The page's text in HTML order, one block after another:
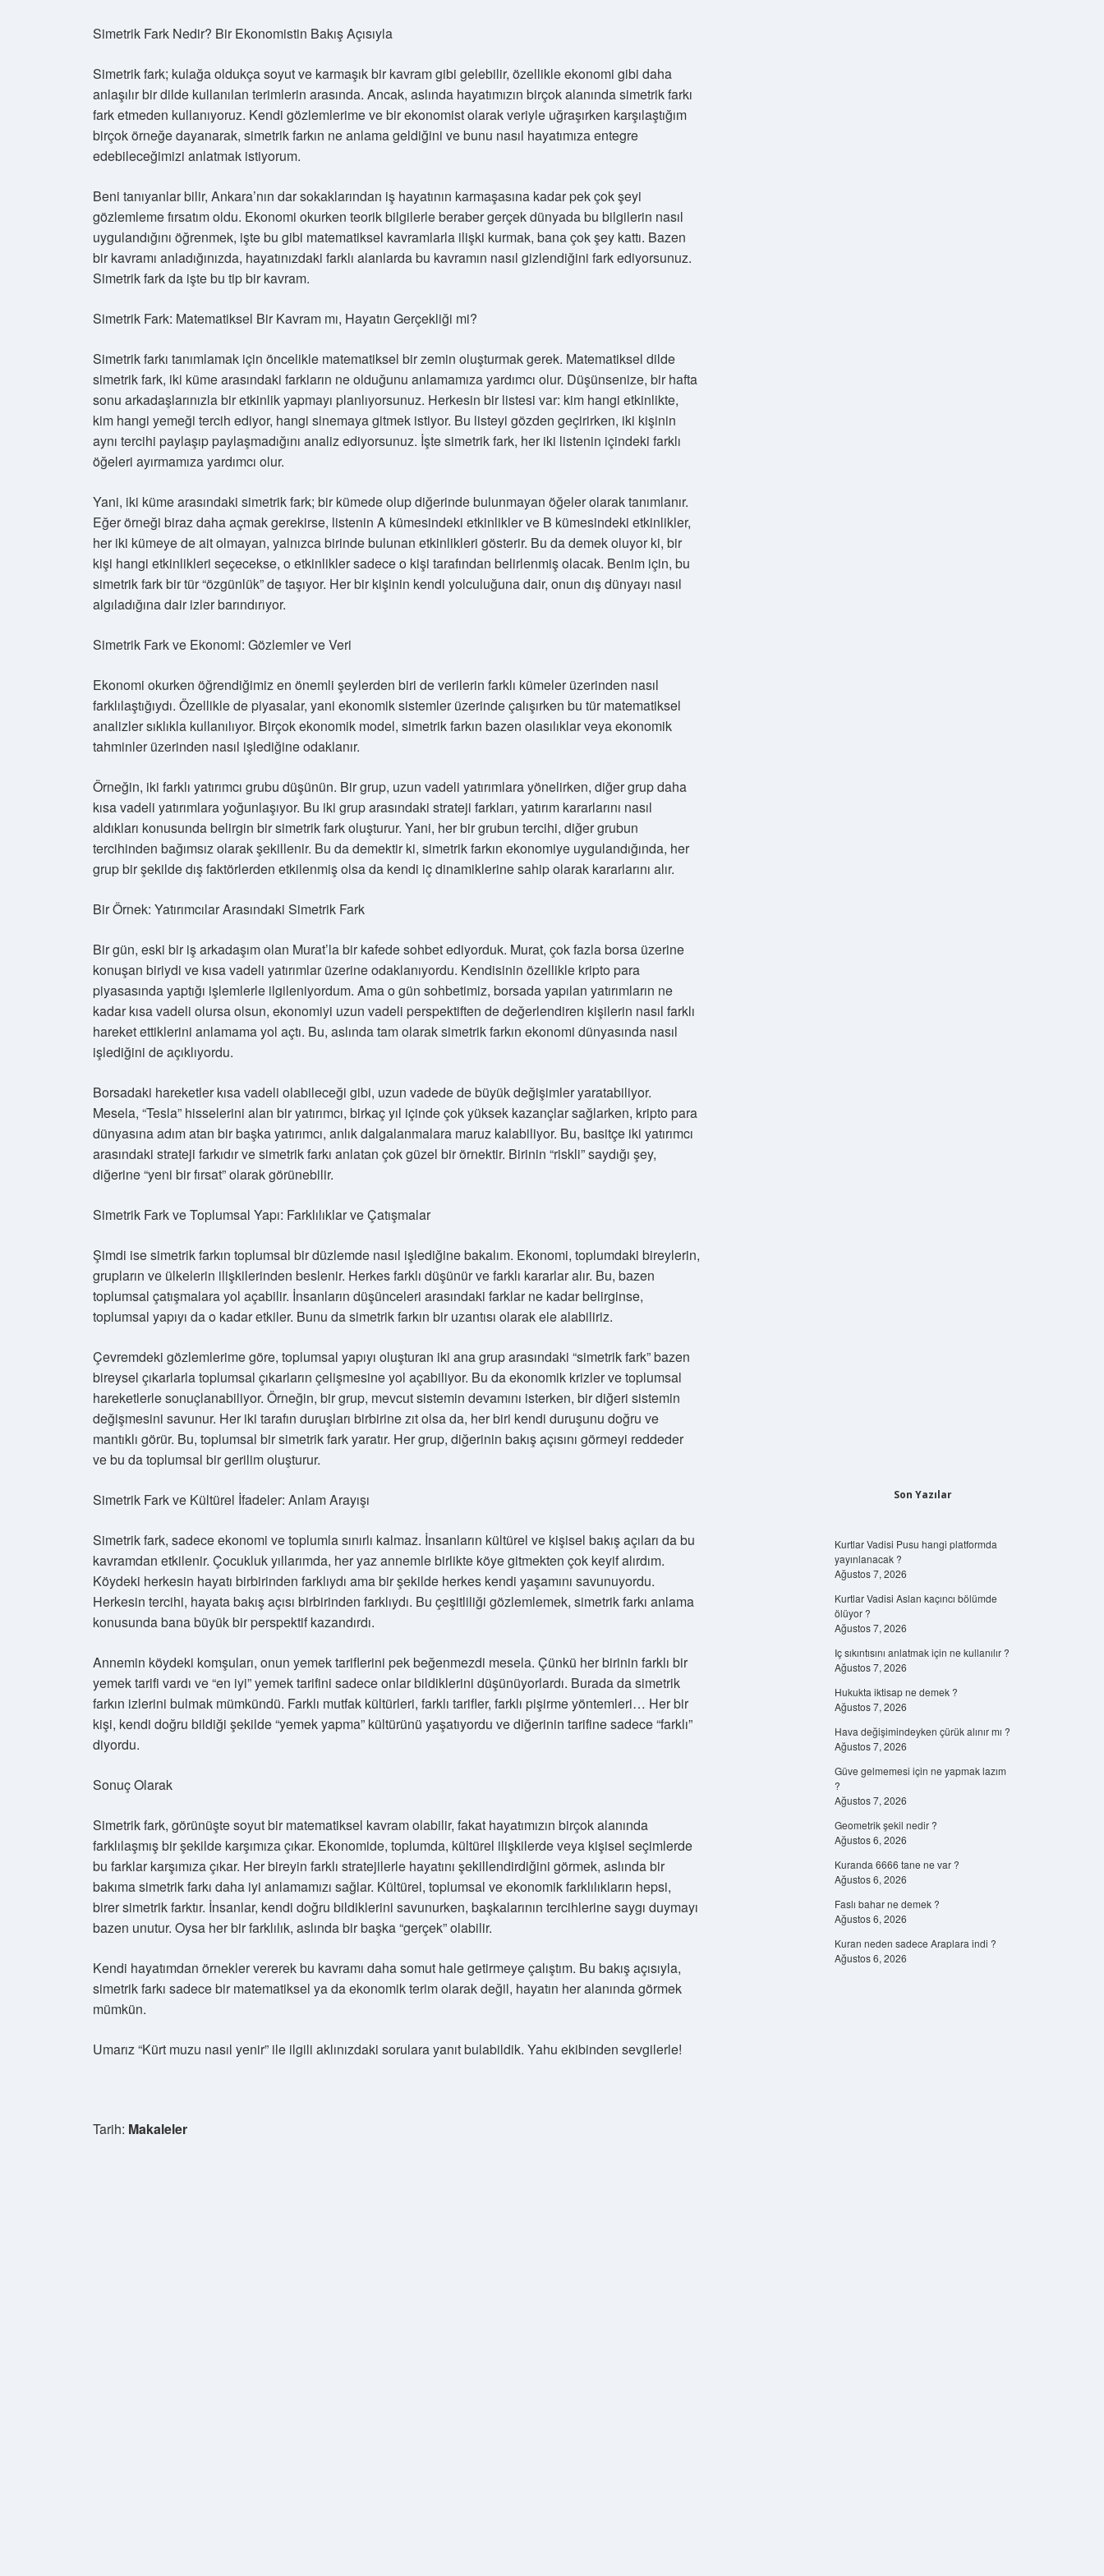
Simetrik Fark Nedir? Bir Ekonomistin Bakış Açısıyla
Simetrik fark; kulağa oldukça soyut ve karmaşık bir kavram gibi gelebilir, özellikle ekonomi gibi daha
anlaşılır bir dilde kullanılan terimlerin arasında. Ancak, aslında hayatımızın birçok alanında simetrik farkı
fark etmeden kullanıyoruz. Kendi gözlemlerime ve bir ekonomist olarak veriyle uğraşırken karşılaştığım
birçok örneğe dayanarak, simetrik farkın ne anlama geldiğini ve bunu nasıl hayatımıza entegre
edebileceğimizi anlatmak istiyorum.
Beni tanıyanlar bilir, Ankara’nın dar sokaklarından iş hayatının karmaşasına kadar pek çok şeyi
gözlemleme fırsatım oldu. Ekonomi okurken teorik bilgilerle beraber gerçek dünyada bu bilgilerin nasıl
uygulandığını öğrenmek, işte bu gibi matematiksel kavramlarla ilişki kurmak, bana çok şey kattı. Bazen
bir kavramı anladığınızda, hayatınızdaki farklı alanlarda bu kavramın nasıl gizlendiğini fark ediyorsunuz.
Simetrik fark da işte bu tip bir kavram.
Simetrik Fark: Matematiksel Bir Kavram mı, Hayatın Gerçekliği mi?
Simetrik farkı tanımlamak için öncelikle matematiksel bir zemin oluşturmak gerek. Matematiksel dilde
simetrik fark, iki küme arasındaki farkların ne olduğunu anlamamıza yardımcı olur. Düşünsenize, bir hafta
sonu arkadaşlarınızla bir etkinlik yapmayı planlıyorsunuz. Herkesin bir listesi var: kim hangi etkinlikte,
kim hangi yemeği tercih ediyor, hangi sinemaya gitmek istiyor. Bu listeyi gözden geçirirken, iki kişinin
aynı tercihi paylaşıp paylaşmadığını analiz ediyorsunuz. İşte simetrik fark, her iki listenin içindeki farklı
öğeleri ayırmamıza yardımcı olur.
Yani, iki küme arasındaki simetrik fark; bir kümede olup diğerinde bulunmayan öğeler olarak tanımlanır.
Eğer örneği biraz daha açmak gerekirse, listenin A kümesindeki etkinlikler ve B kümesindeki etkinlikler,
her iki kümeye de ait olmayan, yalnızca birinde bulunan etkinlikleri gösterir. Bu da demek oluyor ki, bir
kişi hangi etkinlikleri seçecekse, o etkinlikler sadece o kişi tarafından belirlenmiş olacak. Benim için, bu
simetrik fark bir tür “özgünlük” de taşıyor. Her bir kişinin kendi yolculuğuna dair, onun dış dünyayı nasıl
algıladığına dair izler barındırıyor.
Simetrik Fark ve Ekonomi: Gözlemler ve Veri
Ekonomi okurken öğrendiğimiz en önemli şeylerden biri de verilerin farklı kümeler üzerinden nasıl
farklılaştığıydı. Özellikle de piyasalar, yani ekonomik sistemler üzerinde çalışırken bu tür matematiksel
analizler sıklıkla kullanılıyor. Birçok ekonomik model, simetrik farkın bazen olasılıklar veya ekonomik
tahminler üzerinden nasıl işlediğine odaklanır.
Örneğin, iki farklı yatırımcı grubu düşünün. Bir grup, uzun vadeli yatırımlara yönelirken, diğer grup daha
kısa vadeli yatırımlara yoğunlaşıyor. Bu iki grup arasındaki strateji farkları, yatırım kararlarını nasıl
aldıkları konusunda belirgin bir simetrik fark oluşturur. Yani, her bir grubun tercihi, diğer grubun
tercihinden bağımsız olarak şekillenir. Bu da demektir ki, simetrik farkın ekonomiye uygulandığında, her
grup bir şekilde dış faktörlerden etkilenmiş olsa da kendi iç dinamiklerine sahip olarak kararlarını alır.
Bir Örnek: Yatırımcılar Arasındaki Simetrik Fark
Bir gün, eski bir iş arkadaşım olan Murat’la bir kafede sohbet ediyorduk. Murat, çok fazla borsa üzerine
konuşan biriydi ve kısa vadeli yatırımlar üzerine odaklanıyordu. Kendisinin özellikle kripto para
piyasasında yaptığı işlemlerle ilgileniyordum. Ama o gün sohbetimiz, borsada yapılan yatırımların ne
kadar kısa vadeli olursa olsun, ekonomiyi uzun vadeli perspektiften de değerlendiren kişilerin nasıl farklı
hareket ettiklerini anlamama yol açtı. Bu, aslında tam olarak simetrik farkın ekonomi dünyasında nasıl
işlediğini de açıklıyordu.
Borsadaki hareketler kısa vadeli olabileceği gibi, uzun vadede de büyük değişimler yaratabiliyor.
Mesela, “Tesla” hisselerini alan bir yatırımcı, birkaç yıl içinde çok yüksek kazançlar sağlarken, kripto para
dünyasına adım atan bir başka yatırımcı, anlık dalgalanmalara maruz kalabiliyor. Bu, basitçe iki yatırımcı
arasındaki strateji farkıdır ve simetrik farkı anlatan çok güzel bir örnektir. Birinin “riskli” saydığı şey,
diğerine “yeni bir fırsat” olarak görünebilir.
Simetrik Fark ve Toplumsal Yapı: Farklılıklar ve Çatışmalar
Şimdi ise simetrik farkın toplumsal bir düzlemde nasıl işlediğine bakalım. Ekonomi, toplumdaki bireylerin,
grupların ve ülkelerin ilişkilerinden beslenir. Herkes farklı düşünür ve farklı kararlar alır. Bu, bazen
toplumsal çatışmalara yol açabilir. İnsanların düşünceleri arasındaki farklar ne kadar belirginse,
toplumsal yapıyı da o kadar etkiler. Bunu da simetrik farkın bir uzantısı olarak ele alabiliriz.
Çevremdeki gözlemlerime göre, toplumsal yapıyı oluşturan iki ana grup arasındaki “simetrik fark” bazen
bireysel çıkarlarla toplumsal çıkarların çelişmesine yol açabiliyor. Bu da ekonomik krizler ve toplumsal
hareketlerle sonuçlanabiliyor. Örneğin, bir grup, mevcut sistemin devamını isterken, bir diğeri sistemin
değişmesini savunur. Her iki tarafın duruşları birbirine zıt olsa da, her biri kendi duruşunu doğru ve
mantıklı görür. Bu, toplumsal bir simetrik fark yaratır. Her grup, diğerinin bakış açısını görmeyi reddeder
ve bu da toplumsal bir gerilim oluşturur.
Simetrik Fark ve Kültürel İfadeler: Anlam Arayışı
Simetrik fark, sadece ekonomi ve toplumla sınırlı kalmaz. İnsanların kültürel ve kişisel bakış açıları da bu
kavramdan etkilenir. Çocukluk yıllarımda, her yaz annemle birlikte köye gitmekten çok keyif alırdım.
Köydeki herkesin hayatı birbirinden farklıydı ama bir şekilde herkes kendi yaşamını savunuyordu.
Herkesin tercihi, hayata bakış açısı birbirinden farklıydı. Bu çeşitliliği gözlemlemek, simetrik farkı anlama
konusunda bana büyük bir perspektif kazandırdı.
Annemin köydeki komşuları, onun yemek tariflerini pek beğenmezdi mesela. Çünkü her birinin farklı bir
yemek tarifi vardı ve “en iyi” yemek tarifini sadece onlar bildiklerini düşünüyorlardı. Burada da simetrik
farkın izlerini bulmak mümkündü. Farklı mutfak kültürleri, farklı tarifler, farklı pişirme yöntemleri… Her bir
kişi, kendi doğru bildiği şekilde “yemek yapma” kültürünü yaşatıyordu ve diğerinin tarifine sadece “farklı”
diyordu.
Sonuç Olarak
Simetrik fark, görünüşte soyut bir matematiksel kavram olabilir, fakat hayatımızın birçok alanında
farklılaşmış bir şekilde karşımıza çıkar. Ekonomide, toplumda, kültürel ilişkilerde veya kişisel seçimlerde
bu farklar karşımıza çıkar. Her bireyin farklı stratejilerle hayatını şekillendirdiğini görmek, aslında bir
bakıma simetrik farkı daha iyi anlamamızı sağlar. Kültürel, toplumsal ve ekonomik farklılıkların hepsi,
birer simetrik farktır. İnsanlar, kendi doğru bildiklerini savunurken, başkalarının tercihlerine saygı duymayı
bazen unutur. Oysa her bir farklılık, aslında bir başka “gerçek” olabilir.
Kendi hayatımdan örnekler vererek bu kavramı daha somut hale getirmeye çalıştım. Bu bakış açısıyla,
simetrik farkı sadece bir matematiksel ya da ekonomik terim olarak değil, hayatın her alanında görmek
mümkün.
Umarız “Kürt muzu nasıl yenir” ile ilgili aklınızdaki sorulara yanıt bulabildik. Yahu ekibinden sevgilerle!
Tarih: Makaleler
Son Yazılar
Kurtlar Vadisi Pusu hangi platformda
yayınlanacak ?
Ağustos 7, 2026
Kurtlar Vadisi Aslan kaçıncı bölümde
ölüyor ?
Ağustos 7, 2026
Iç sıkıntısını anlatmak için ne kullanılır ?
Ağustos 7, 2026
Hukukta iktisap ne demek ?
Ağustos 7, 2026
Hava değişimindeyken çürük alınır mı ?
Ağustos 7, 2026
Güve gelmemesi için ne yapmak lazım
?
Ağustos 7, 2026
Geometrik şekil nedir ?
Ağustos 6, 2026
Kuranda 6666 tane ne var ?
Ağustos 6, 2026
Faslı bahar ne demek ?
Ağustos 6, 2026
Kuran neden sadece Araplara indi ?
Ağustos 6, 2026